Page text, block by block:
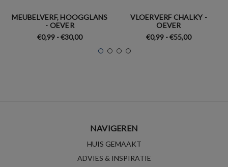
MEUBELVERF, HOOGGLANS
- OEVER
€0,99 - €30,00
VLOERVERF CHALKY -
OEVER
€0,99 - €55,00
NAVIGEREN
HUIS GEMAAKT
ADVIES & INSPIRATIE